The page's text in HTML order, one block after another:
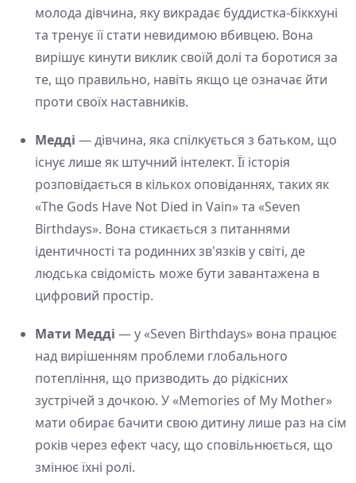
молода дівчина, яку викрадає буддистка-біккхуні
та тренує її стати невидимою вбивцею. Вона
вирішує кинути виклик своїй долі та боротися за
те, що правильно, навіть якщо це означає йти
проти своїх наставників.
Медді — дівчина, яка спілкується з батьком, що
існує лише як штучний інтелект. Її історія
розповідається в кількох оповіданнях, таких як
«The Gods Have Not Died in Vain» та «Seven
Birthdays». Вона стикається з питаннями
ідентичності та родинних зв'язків у світі, де
людська свідомість може бути завантажена в
цифровий простір.
Мати Медді — у «Seven Birthdays» вона працює
над вирішенням проблеми глобального
потепління, що призводить до рідкісних
зустрічей з дочкою. У «Memories of My Mother»
мати обирає бачити свою дитину лише раз на сім
років через ефект часу, що сповільнюється, що
змінює їхні ролі.